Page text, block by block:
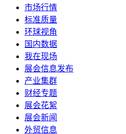
市场行情
标准质量
环球视角
国内数据
我在现场
展会信息发布
产业集群
财经专题
展会花絮
展会新闻
外贸信息